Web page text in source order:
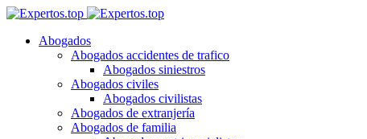
Abogados
Abogados accidentes de trafico
Abogados siniestros
Abogados civiles
Abogados civilistas
Abogados de extranjería
Abogados de familia